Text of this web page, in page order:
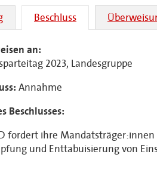
Beschluss
an:
2023, Landesgruppe
Annahme
Beschlusses:
fordert ihre
und Enttabuisierung von